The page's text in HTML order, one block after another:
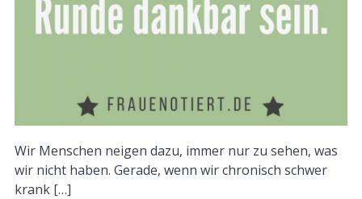
Wir Menschen neigen dazu, immer nur zu sehen, was
wir nicht haben. Gerade, wenn wir chronisch schwer
krank […]